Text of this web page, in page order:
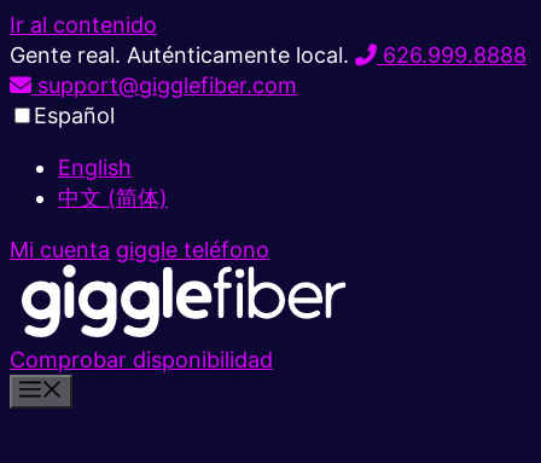
Ir al contenido
Gente real. Auténticamente local.
626.999.8888
support@gigglefiber.com
Español
English
中文 (简体)
Mi cuenta giggle teléfono
Comprobar disponibilidad